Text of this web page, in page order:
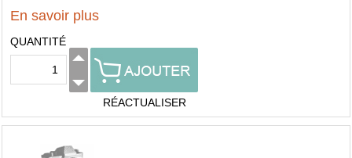
En savoir plus
QUANTITÉ
RÉACTUALISER